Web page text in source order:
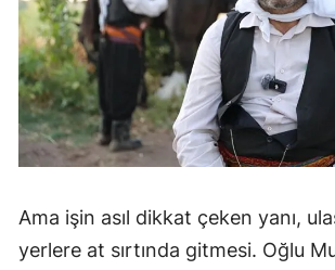
Ama işin asıl dikkat çeken yanı,
yerlere at sırtında gitmesi. Oğlu